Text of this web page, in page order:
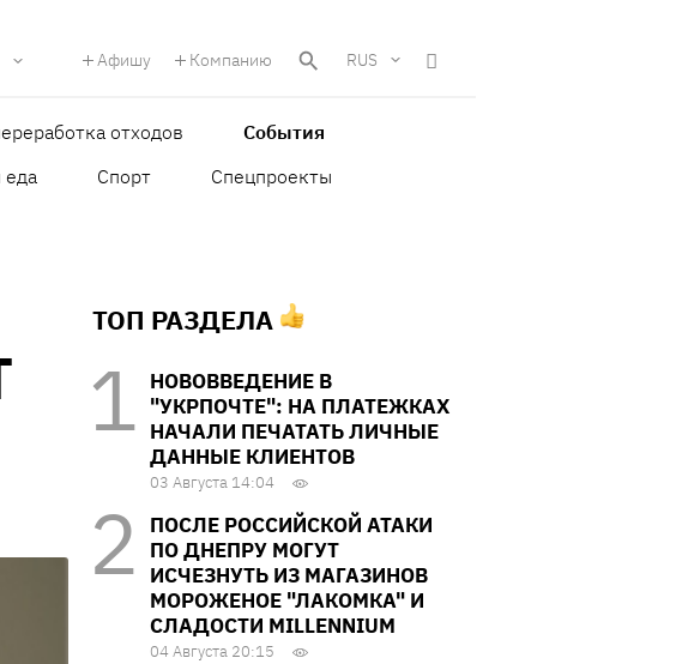
Афишу Компанию RUS
отходов
События
еда Спорт
Спецпроекты
ТОП РАЗДЕЛА
НОВОВВЕДЕНИЕ В
"УКРПОЧТЕ": НА ПЛАТЕЖКАХ
НАЧАЛИ ПЕЧАТАТЬ ЛИЧНЫЕ
ДАННЫЕ КЛИЕНТОВ
03 Августа 14:04
ПОСЛЕ РОССИЙСКОЙ АТАКИ
ПО ДНЕПРУ МОГУТ
ИСЧЕЗНУТЬ ИЗ МАГАЗИНОВ
МОРОЖЕНОЕ "ЛАКОМКА" И
СЛАДОСТИ MILLENNIUM
04 Августа 20:15